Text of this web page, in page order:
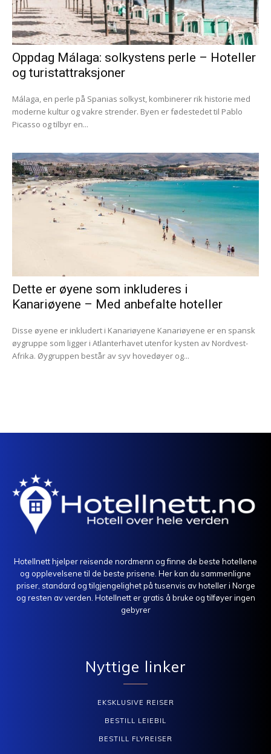
Oppdag Málaga: solkystens perle – Hoteller
og turistattraksjoner
Málaga, en perle på Spanias solkyst, kombinerer rik historie med
moderne kultur og vakre strender. Byen er fødestedet til Pablo
Picasso og tilbyr en...
Dette er øyene som inkluderes i
Kanariøyene – Med anbefalte hoteller
Disse øyene er inkludert i Kanariøyene Kanariøyene er en spansk
øygruppe som ligger i Atlanterhavet utenfor kysten av Nordvest-
Afrika. Øygruppen består av syv hovedøyer og...
Hotellnett hjelper reisende nordmenn og finne de beste hotellene
og opplevelsene til de beste prisene. Her kan du sammenligne
priser, standard og tilgjengelighet på tusenvis av hoteller i Norge
og resten av verden. Hotellnett er gratis å bruke og tilføyer ingen
gebyrer
Nyttige linker
EKSKLUSIVE REISER
BESTILL LEIEBIL
BESTILL FLYREISER